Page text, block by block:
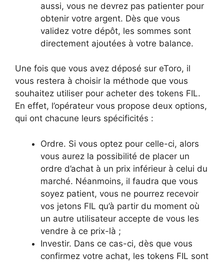
aussi, vous ne devrez pas patienter pour
obtenir votre argent. Dès que vous
validez votre dépôt, les sommes sont
directement ajoutées à votre balance.
Une fois que vous avez déposé sur eToro, il
vous restera à choisir la méthode que vous
souhaitez utiliser pour acheter des tokens FIL.
En effet, l’opérateur vous propose deux options,
qui ont chacune leurs spécificités :
Ordre. Si vous optez pour celle-ci, alors
vous aurez la possibilité de placer un
ordre d’achat à un prix inférieur à celui du
marché. Néanmoins, il faudra que vous
soyez patient, vous ne pourrez recevoir
vos jetons FIL qu’à partir du moment où
un autre utilisateur accepte de vous les
vendre à ce prix-là ;
Investir. Dans ce cas-ci, dès que vous
confirmez votre achat, les tokens FIL sont